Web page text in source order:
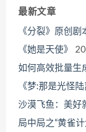
最新文章
《分裂》原创剧
《她是天使》
如何高效批量生
《梦:那是光怪
沙漠飞鱼：美好
局中局之“黄雀计